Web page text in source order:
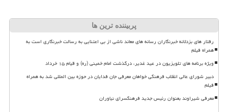
پربیننده ترین ها
رفتار های بزدلانه خبرنگاران رسانه های معاند ناشی از بی اعتنایی به رسالت خبرنگاری است به
همراه فیلم
ویژه برنامه های تلویزیون در عید غدیر، درگذشت امام خمینی (ره) و قیام ۱۵ خرداد
دبیر شورای عالی انقلاب فرهنگی خواهان معرفی جان فدایان در حوزه بین المللی شد به همراه
فیلم
معرفی شیراوند بعنوان رئیس جدید فرهنگسرای نیاوران